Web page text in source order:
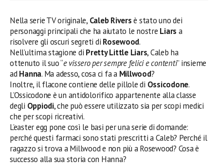
Nella serie TV originale, Caleb Riversè stato uno dei
personaggi principali che ha aiutato le nostre Liars a
risolvere gli oscuri segreti di Rosewood.
Nell’ultima stagione di Pretty Little Liars, Caleb ha
ottenuto il suo “e vissero per sempre felici e contenti” insieme
adHanna. Ma adesso, cosa ci fa a Millwood?
Inoltre, il flacone contiene delle pillole di Ossicodone.
L’Ossicodone è un antidolorifico appartenente alla classe
degli Oppiodi, che può essere utilizzato sia per scopi medici
che per scopi ricreativi.
L’easter egg pone così le basi per una serie di domande:
perché questi farmaci sono stati prescritti a Caleb? Perché il
ragazzo si trova a Millwood e non più a Rosewood? Cosa è
successo alla sua storia con Hanna?